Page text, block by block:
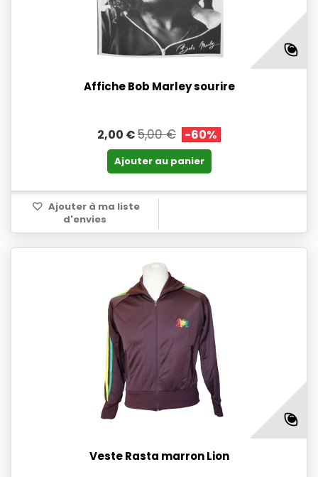
Affiche Bob Marley sourire
2,00 €5,00 € -60%
Ajouter au panier
Ajouter à ma liste
d'envies
Veste Rasta marron Lion